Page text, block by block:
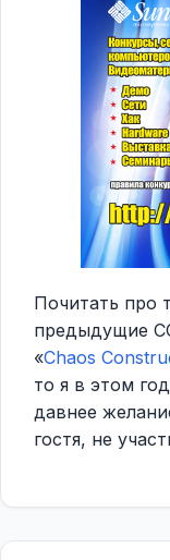
Почитать про
предыдущие
«Chaos
то я в этом
давнее
гостя, не